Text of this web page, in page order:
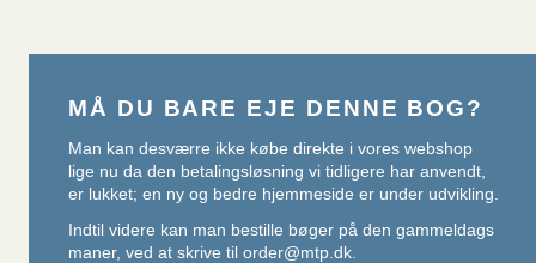
MÅ DU BARE EJE DENNE BOG?
Man kan desværre ikke købe direkte i vores webshop
lige nu da den betalingsløsning vi tidligere har anvendt,
er lukket; en ny og bedre hjemmeside er under udvikling.
Indtil videre kan man bestille bøger på den gammeldags
maner, ved at skrive til order@mtp.dk.